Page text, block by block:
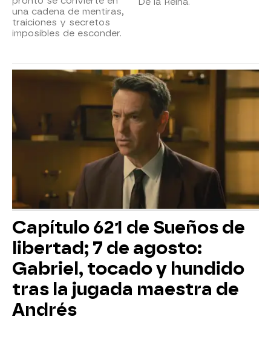
una cadena de mentiras,
traiciones y secretos
imposibles de esconder.
Capítulo 621 de Sueños de
libertad; 7 de agosto:
Gabriel, tocado y hundido
tras la jugada maestra de
Andrés